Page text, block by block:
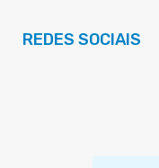
REDES SOCIAIS